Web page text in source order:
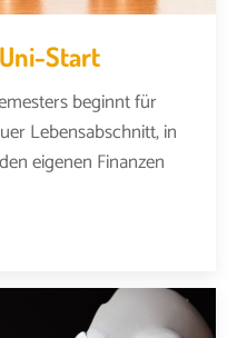
Start
beginnt für
Lebensabschnitt, in
eigenen Finanzen